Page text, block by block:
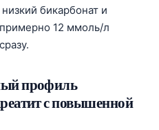
бикарбонат и
12 ммоль/л
профиль
с повышенной